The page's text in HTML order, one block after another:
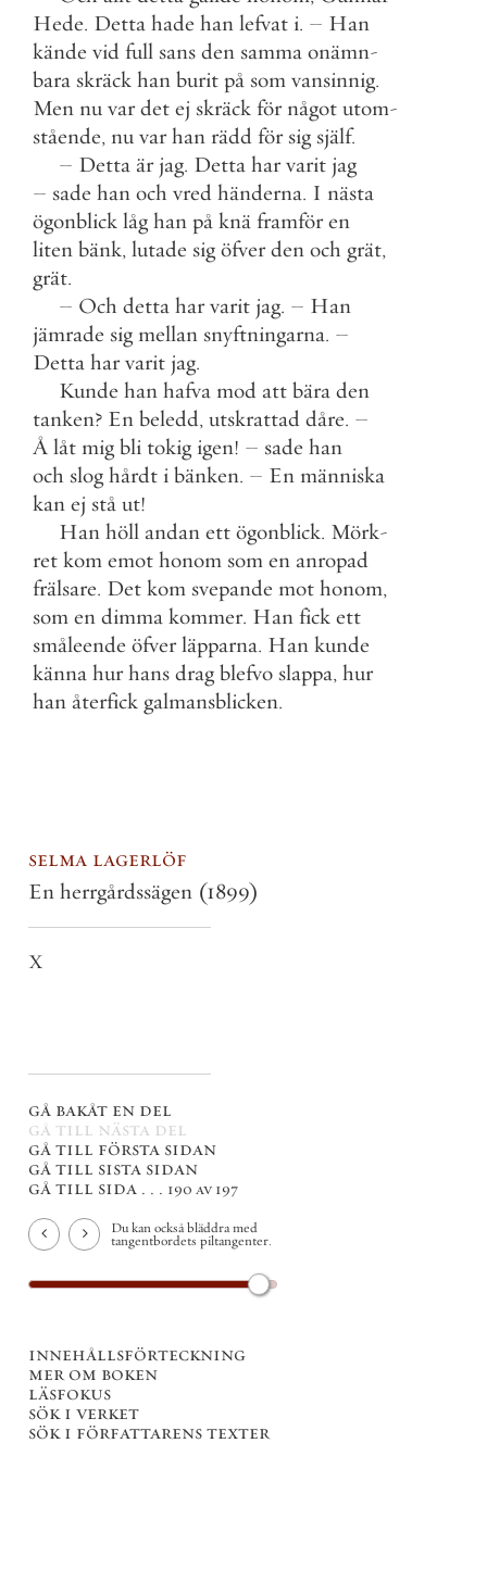
Hede. Detta hade han lefvat i. – Han
kände vid full sans den samma onämn-
bara skräck han burit på som vansinnig.
Men nu var det ej skräck för något utom-
stående, nu var han rädd för sig själf.
– Detta är jag. Detta har varit jag
– sade han och vred händerna. I nästa
ögonblick låg han på knä framför en
liten bänk, lutade sig öfver den och grät,
grät.
– Och detta har varit jag. – Han
jämrade sig mellan snyftningarna. –
Detta har varit jag.
Kunde han hafva mod att bära den
tanken? En beledd, utskrattad dåre. –
Å låt mig bli tokig igen! – sade han
och slog hårdt i bänken. – En människa
kan ej stå ut!
Han höll andan ett ögonblick. Mörk-
ret kom emot honom som en anropad
frälsare. Det kom svepande mot honom,
som en dimma kommer. Han fick ett
småleende öfver läpparna. Han kunde
känna hur hans drag blefvo slappa, hur
han återfick galmansblicken.
selma lagerlöf
En herrgårdssägen (1899)
X
gå bakåt en del
gå till nästa del
gå till första sidan
gå till sista sidan
gå till sida . . . 190 av 197
Du kan också bläddra med
tangentbordets piltangenter.
innehållsförteckning
mer om boken
läsfokus
sök i verket
sök i författarens texter